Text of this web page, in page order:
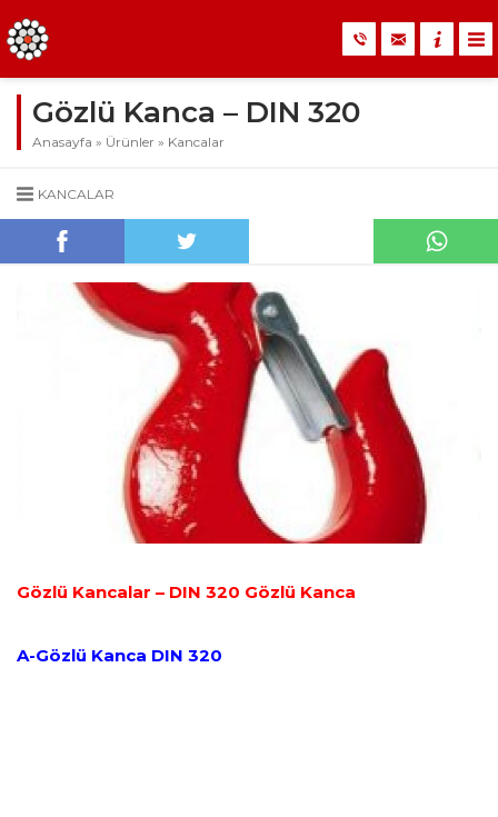
Gözlü Kanca – DIN 320
Anasayfa » Ürünler » Kancalar
KANCALAR
Gözlü Kancalar – DIN 320 Gözlü Kanca
A-Gözlü Kanca DIN 320